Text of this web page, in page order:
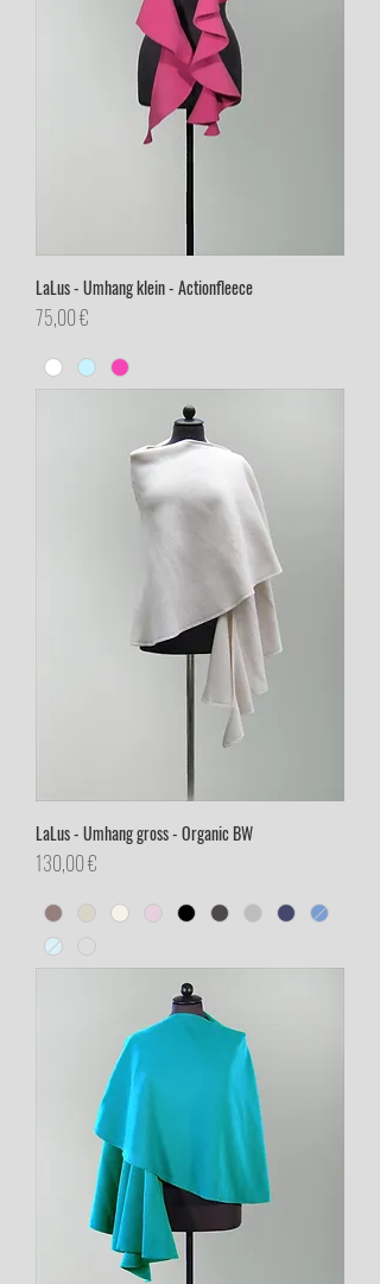
LaLus - Umhang klein - Actionfleece
Preis
75,00 €
LaLus - Umhang gross - Organic BW
Preis
130,00 €